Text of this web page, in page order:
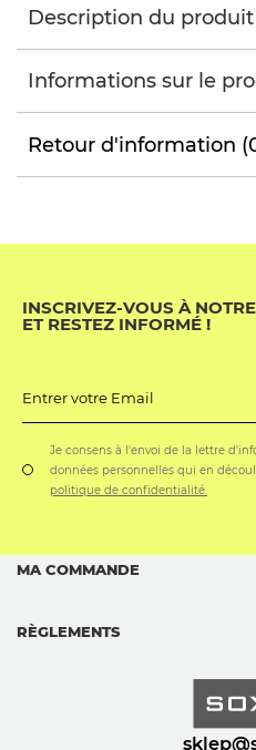
Description du produit
Informations sur le
Retour d'information
INSCRIVEZ-VOUS À
ET RESTEZ INFORMÉ !
Entrer votre Email
Je consens à l'envoi de la lettre
données personnelles qui en
politique de confidentialité.
MA COMMANDE
RÈGLEMENTS